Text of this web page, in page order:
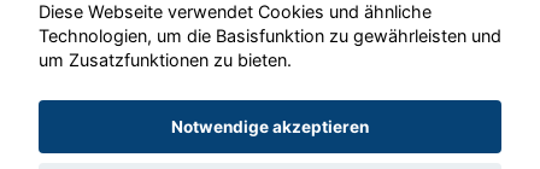
Copyright © 2026. Altmann Autoland
Diese Webseite verwendet Cookies und ähnliche
Technologien, um die Basisfunktion zu gewährleisten und
um Zusatzfunktionen zu bieten.
Notwendige akzeptieren